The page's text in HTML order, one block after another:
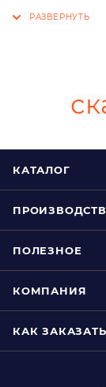
КАТАЛОГ
ПОЛЕЗНОЕ
КОМПАНИЯ
КАК ЗАКАЗАТЬ